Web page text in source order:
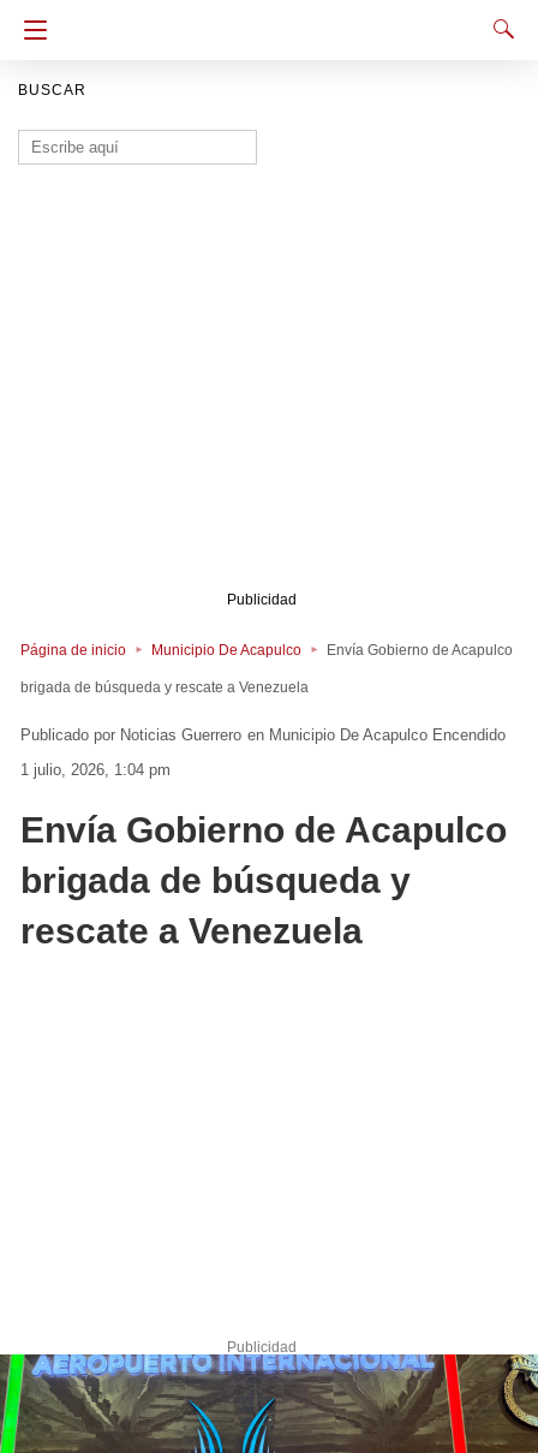
BUSCAR
Buscar:
Publicidad
Página de inicio Municipio De Acapulco Envía Gobierno de Acapulco
brigada de búsqueda y rescate a Venezuela
Noticias Guerrero en Municipio De Acapulco Encendido
1 julio, 2026, 1:04 pm
Envía Gobierno de Acapulco
brigada de búsqueda y
rescate a Venezuela
Publicidad